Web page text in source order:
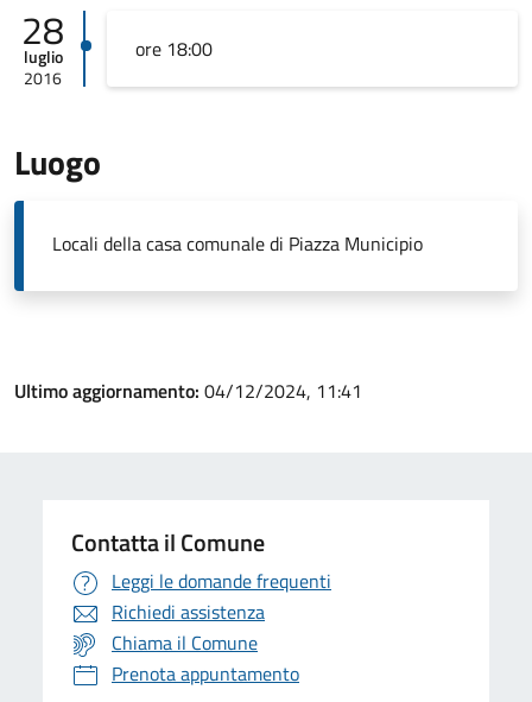
28
luglio
2016
ore 18:00
Luogo
Locali della casa comunale di Piazza Municipio
Ultimo aggiornamento: 04/12/2024, 11:41
Contatta il Comune
Leggi le domande frequenti
Richiedi assistenza
Chiama il Comune
Prenota appuntamento